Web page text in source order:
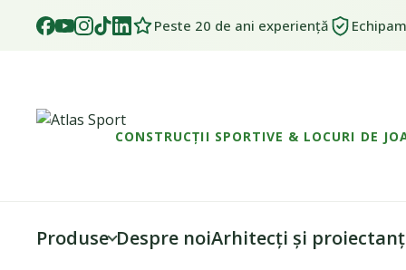
Peste 20 de ani experiență
CONSTRUCȚII SPORTIVE & LOCURI DE
Produse Despre noiArhitecți și